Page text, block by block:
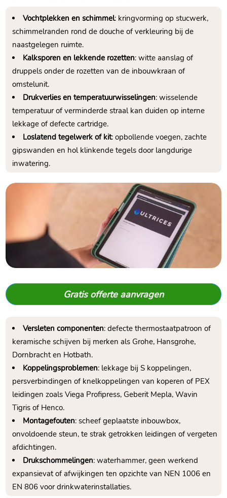
Vochtplekken en schimmel: kringvorming op stucwerk,
schimmelranden rond de douche of verkleuring bij de
naastgelegen ruimte.
Kalksporen en lekkende rozetten: witte aanslag of
druppels onder de rozetten van de inbouwkraan of
omstelunit.
Drukverlies en temperatuurwisselingen: wisselende
temperatuur of verminderde straal kan duiden op interne
lekkage of defecte cartridge.
Loslatend tegelwerk of kit: opbollende voegen, zachte
gipswanden en hol klinkende tegels door langdurige
inwatering.
Gratis offerte aanvragen
Versleten componenten: defecte thermostaatpatroon of
keramische schijven bij merken als Grohe, Hansgrohe,
Dornbracht en Hotbath.
Koppelingsproblemen: lekkage bij S koppelingen,
persverbindingen of knelkoppelingen van koperen of PEX
leidingen zoals Viega Profipress, Geberit Mepla, Wavin
Tigris of Henco.
Montagefouten: scheef geplaatste inbouwbox,
onvoldoende steun, te strak getrokken leidingen of vergeten
afdichtingen.
Drukschommelingen: waterhammer, geen werkend
expansievat of afwijkingen ten opzichte van NEN 1006 en
EN 806 voor drinkwaterinstallaties.